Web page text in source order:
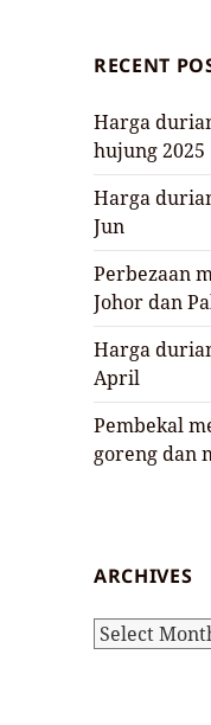
RECENT
Harga
hujung 2025
Harga
Jun
Perbezaan
Johor dan
Harga
April
Pembekal
goreng dan
ARCHIVES
Archives